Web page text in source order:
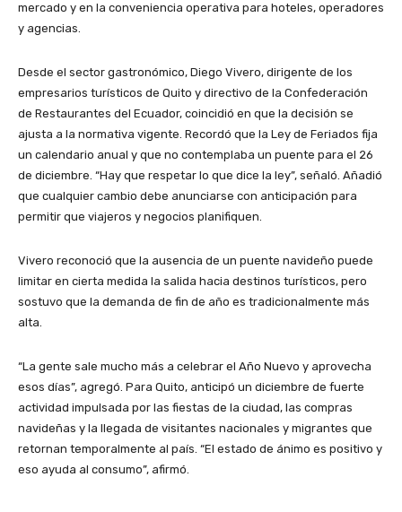
mercado y en la conveniencia operativa para hoteles, operadores
y agencias.
Desde el sector gastronómico, Diego Vivero, dirigente de los
empresarios turísticos de Quito y directivo de la Confederación
de Restaurantes del Ecuador, coincidió en que la decisión se
ajusta a la normativa vigente. Recordó que la Ley de Feriados fija
un calendario anual y que no contemplaba un puente para el 26
de diciembre. “Hay que respetar lo que dice la ley”, señaló. Añadió
que cualquier cambio debe anunciarse con anticipación para
permitir que viajeros y negocios planifiquen.
Vivero reconoció que la ausencia de un puente navideño puede
limitar en cierta medida la salida hacia destinos turísticos, pero
sostuvo que la demanda de fin de año es tradicionalmente más
alta.
“La gente sale mucho más a celebrar el Año Nuevo y aprovecha
esos días”, agregó. Para Quito, anticipó un diciembre de fuerte
actividad impulsada por las fiestas de la ciudad, las compras
navideñas y la llegada de visitantes nacionales y migrantes que
retornan temporalmente al país. “El estado de ánimo es positivo y
eso ayuda al consumo”, afirmó.